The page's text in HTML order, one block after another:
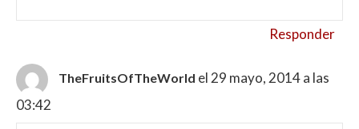
Responder
TheFruitsOfTheWorld el 29 mayo, 2014 a las
03:42